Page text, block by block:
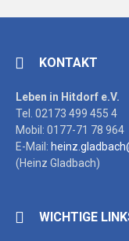
KONTAKT
Leben in Hitdorf e.V.
Tel. 02173 499 455 4
Mobil: 0177-71 78 964
E-Mail:
(Heinz Gladbach)
WICHTIGE